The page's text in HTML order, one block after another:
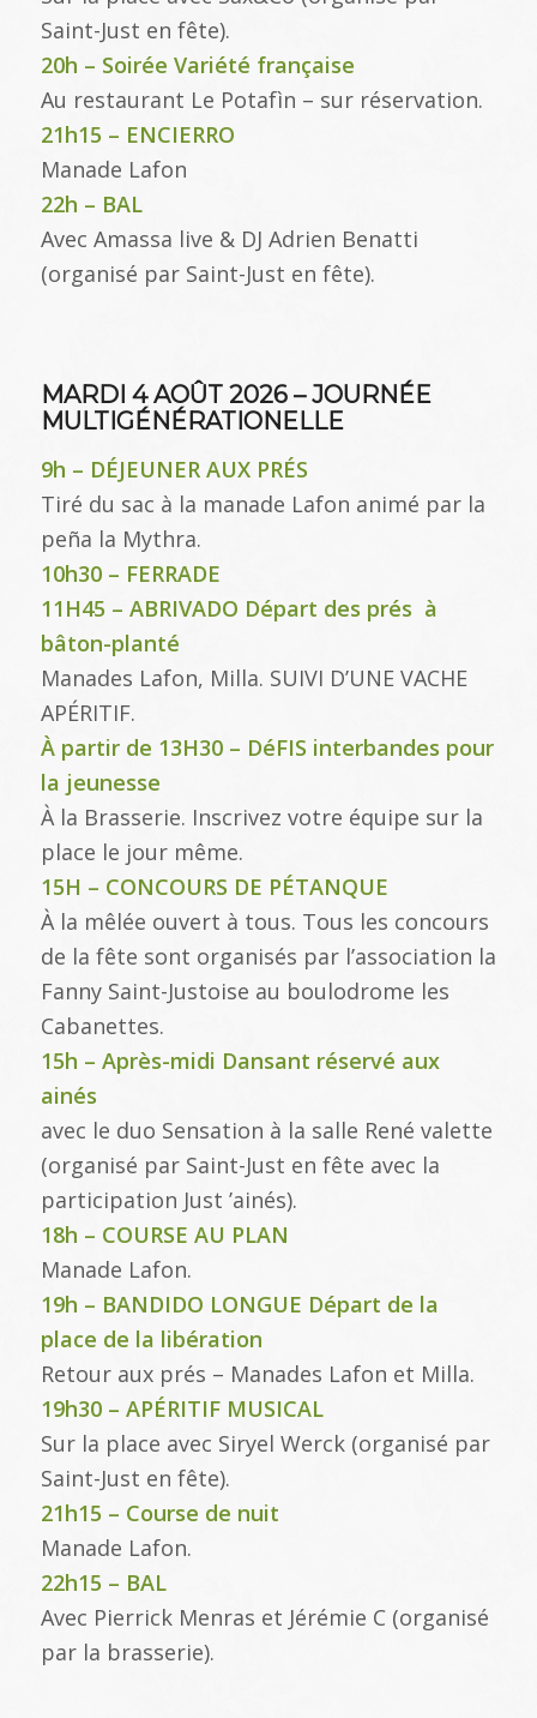
Saint-Just en fête).
20h – Soirée Variété française
Au restaurant Le Potafìn – sur réservation.
21h15 – ENCIERRO
Manade Lafon
22h – BAL
Avec Amassa live & DJ Adrien Benatti
(organisé par Saint-Just en fête).
MARDI 4 AOÛT 2026 – JOURNÉE
MULTIGÉNÉRATIONELLE
9h – DÉJEUNER AUX PRÉS
Tiré du sac à la manade Lafon animé par la
peña la Mythra.
10h30 – FERRADE
11H45 – ABRIVADO Départ des prés à
bâton-planté
Manades Lafon, Milla. SUIVI D’UNE VACHE
APÉRITIF.
À partir de 13H30 – DéFIS interbandes pour
la jeunesse
À la Brasserie. Inscrivez votre équipe sur la
place le jour même.
15H – CONCOURS DE PÉTANQUE
À la mêlée ouvert à tous. Tous les concours
de la fête sont organisés par l’association la
Fanny Saint-Justoise au boulodrome les
Cabanettes.
15h – Après-midi Dansant réservé aux
ainés
avec le duo Sensation à la salle René valette
(organisé par Saint-Just en fête avec la
participation Just ’ainés).
18h – COURSE AU PLAN
Manade Lafon.
19h – BANDIDO LONGUE Départ de la
place de la libération
Retour aux prés – Manades Lafon et Milla.
19h30 – APÉRITIF MUSICAL
Sur la place avec Siryel Werck (organisé par
Saint-Just en fête).
21h15 – Course de nuit
Manade Lafon.
22h15 – BAL
Avec Pierrick Menras et Jérémie C (organisé
par la brasserie).